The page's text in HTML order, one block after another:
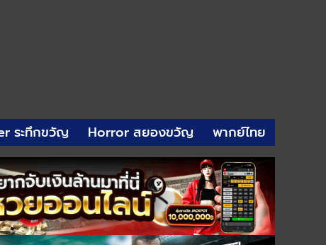
ระทึกขวัญ Horror สยองขวัญ พากย์ไทย